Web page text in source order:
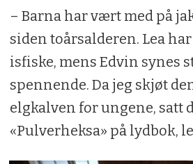
– Barna har vært med på
siden toårsalderen. Lea
isfiske, mens Edvin synes
spennende. Da jeg skjøt
elgkalven for ungene, satt
«Pulverheksa» på lydbok,